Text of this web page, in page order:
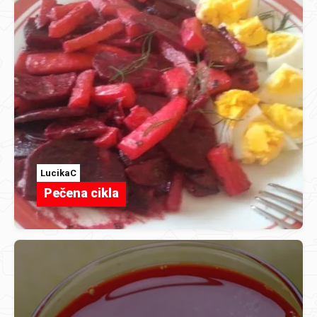
LucikaC
Pečena cikla